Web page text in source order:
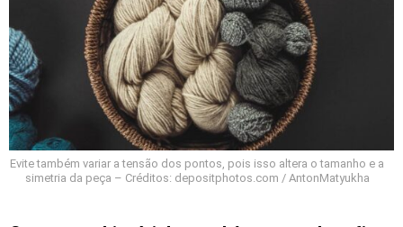
Evite também variar a tensão dos pontos, pois isso altera o tamanho e a
simetria da peça – Créditos: depositphotos.com / AntonMatyukha